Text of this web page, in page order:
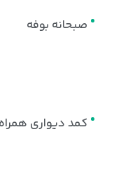
صبحانه بوفه
کمد دیواری